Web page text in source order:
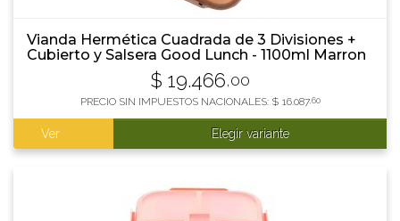
Vianda Hermética Cuadrada de 3 Divisiones +
Cubierto y Salsera Good Lunch - 1100ml Marron
$ 19.466,00
PRECIO SIN IMPUESTOS NACIONALES: $ 16.087,60
Ver Elegir variante